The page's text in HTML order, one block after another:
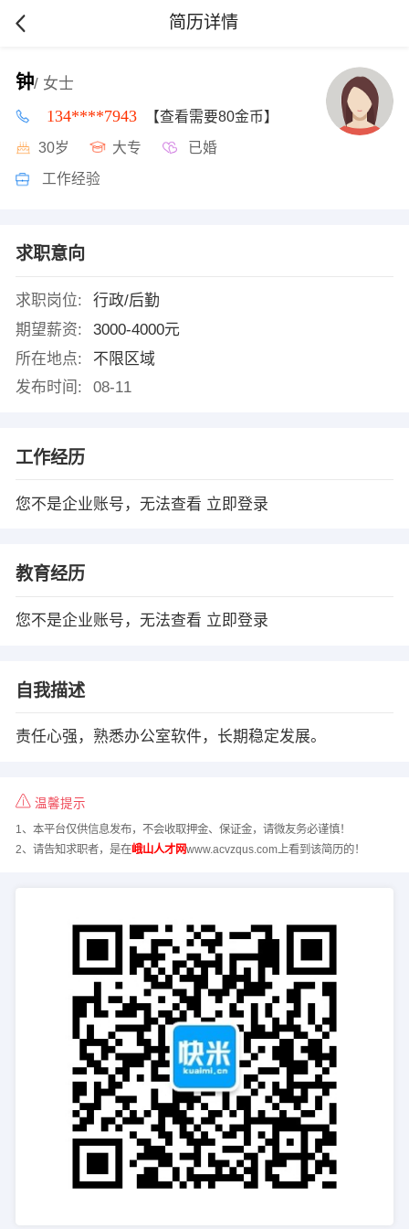
简历详情
钟/ 女士
134****7943 【查看需要80金币】
30岁 大专 已婚
工作经验
求职意向
求职岗位:
行政/后勤
期望薪资:
3000-4000元
所在地点:
不限区域
发布时间:
08-11
工作经历
您不是企业账号，无法查看 立即登录
教育经历
您不是企业账号，无法查看 立即登录
自我描述
责任心强，熟悉办公室软件，长期稳定发展。
温馨提示
1、本平台仅供信息发布，不会收取押金、保证金，请微友务必谨慎！
2、请告知求职者，是在峨山人才网www.acvzqus.com上看到该简历的！